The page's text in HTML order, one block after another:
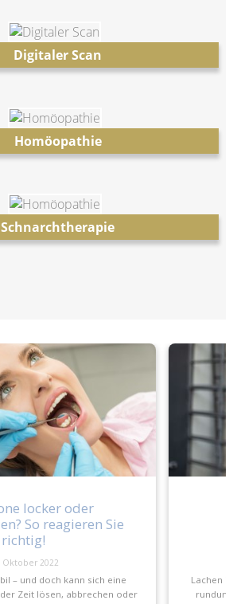
Digitaler Scan
Homöopathie
Schnarchtherapie